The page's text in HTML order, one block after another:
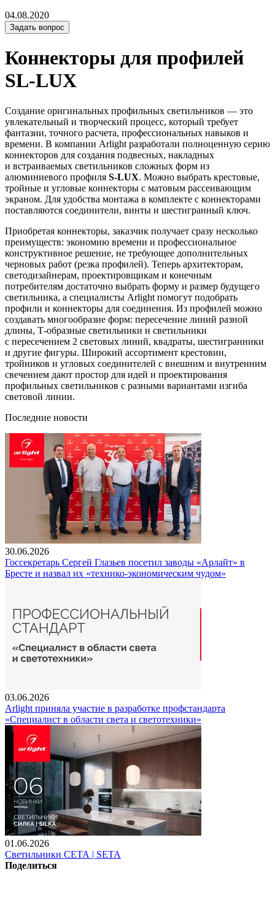
04.08.2020
Задать вопрос
Коннекторы для профилей
SL-LUX
Создание оригинальных профильных светильников — это
увлекательный и творческий процесс, который требует
фантазии, точного расчета, профессиональных навыков и
времени. В компании Arlight разработали полноценную серию
коннекторов для создания подвесных, накладных
и встраиваемых светильников сложных форм из
алюминиевого профиля S-LUX. Можно выбрать крестовые,
тройные и угловые коннекторы с матовым рассеивающим
экраном. Для удобства монтажа в комплекте с коннекторами
поставляются соединители, винты и шестигранный ключ.
Приобретая коннекторы, заказчик получает сразу несколько
преимуществ: экономию времени и профессиональное
конструктивное решение, не требующее дополнительных
черновых работ (резка профилей). Теперь архитекторам,
светодизайнерам, проектировщикам и конечным
потребителям достаточно выбрать форму и размер будущего
светильника, а специалисты Arlight помогут подобрать
профили и коннекторы для соединения. Из профилей можно
создавать многообразие форм: пересечение линий разной
длины, Т-образные светильники и светильники
c пересечением 2 световых линий, квадраты, шестигранники
и другие фигуры. Широкий ассортимент крестовин,
тройников и угловых соединителей с внешним и внутренним
свечением дают простор для идей и проектирования
профильных светильников с разными вариантами изгиба
световой линии.
Последние новости
30.06.2026
Госсекретарь Сергей Глазьев посетил заводы «Арлайт» в
Бресте и назвал их «технико-экономическим чудом»
03.06.2026
Arlight приняла участие в разработке профстандарта
«Специалист в области света и светотехники»
01.06.2026
Светильники СЕТА | SETA
Поделиться